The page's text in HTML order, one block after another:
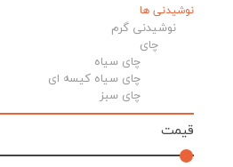
نوشیدنی ها
نوشیدنی گرم
چای
چای سیاه
چای سیاه کیسه ای
چای سبز
قیمت